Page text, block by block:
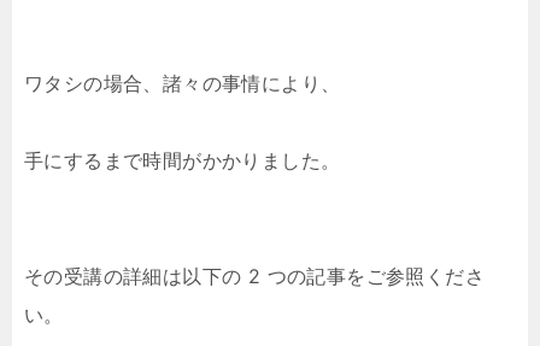
ワタシの場合、諸々の事情により、
手にするまで時間がかかりました。
その受講の詳細は以下の 2 つの記事をご参照くださ
い。